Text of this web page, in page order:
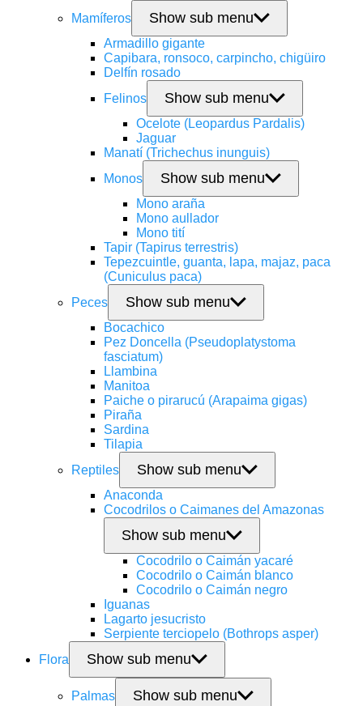
Mamíferos
Show sub menu
Armadillo gigante
Capibara, ronsoco, carpincho, chigüiro
Delfín rosado
Felinos
Show sub menu
Ocelote (Leopardus Pardalis)
Jaguar
Manatí (Trichechus inunguis)
Monos
Show sub menu
Mono araña
Mono aullador
Mono tití
Tapir (Tapirus terrestris)
Tepezcuintle, guanta, lapa, majaz, paca
(Cuniculus paca)
Peces
Show sub menu
Bocachico
Pez Doncella (Pseudoplatystoma
fasciatum)
Llambina
Manitoa
Paiche o pirarucú (Arapaima gigas)
Piraña
Sardina
Tilapia
Reptiles
Show sub menu
Anaconda
Cocodrilos o Caimanes del Amazonas
Show sub menu
Cocodrilo o Caimán yacaré
Cocodrilo o Caimán blanco
Cocodrilo o Caimán negro
Iguanas
Lagarto jesucristo
Serpiente terciopelo (Bothrops asper)
Flora
Show sub menu
Palmas Show sub menu